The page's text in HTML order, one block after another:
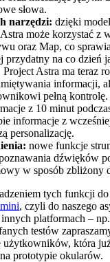
słowa.
narzędzi: dzięki
może korzystać z
oraz Map, co
przydatny na co dzień
Project Astra ma teraz
informacji,
pełną kontrolę.
z 10 minut
informacje z
personalizację.
nowe funkcje
dźwięków
w sposób zbliżony
tych funkcji do
, czyli do naszego
platformach –
testów
która
prototypie okularów.